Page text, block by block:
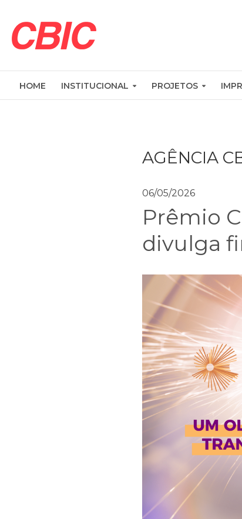
HOME INSTITUCIONAL PROJETOS
AGÊNCIA
06/05/2026
Prêmio
divulga